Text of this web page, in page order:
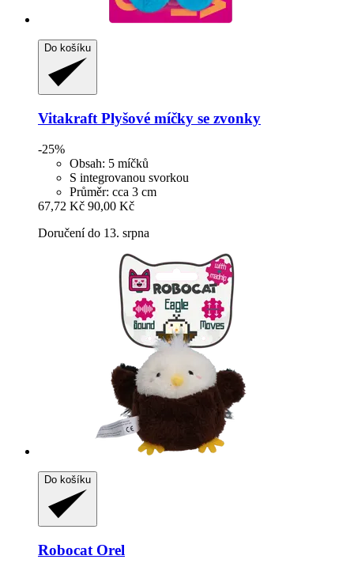
Do košíku
Vitakraft Plyšové míčky se zvonky
-25%
Obsah: 5 míčků
S integrovanou svorkou
Průměr: cca 3 cm
67,72 Kč 90,00 Kč
Doručení do 13. srpna
Do košíku
Robocat Orel